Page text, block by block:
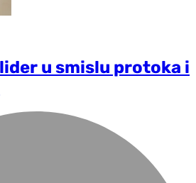
u smislu protoka i